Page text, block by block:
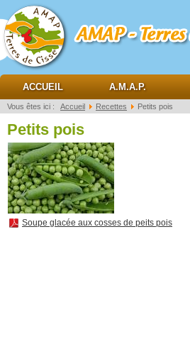
AMAP Terres de cisse
ACCUEIL A.M.A.P.
Vous êtes ici : Accueil Recettes Petits pois
Petits pois
Soupe glacée aux cosses de peits pois